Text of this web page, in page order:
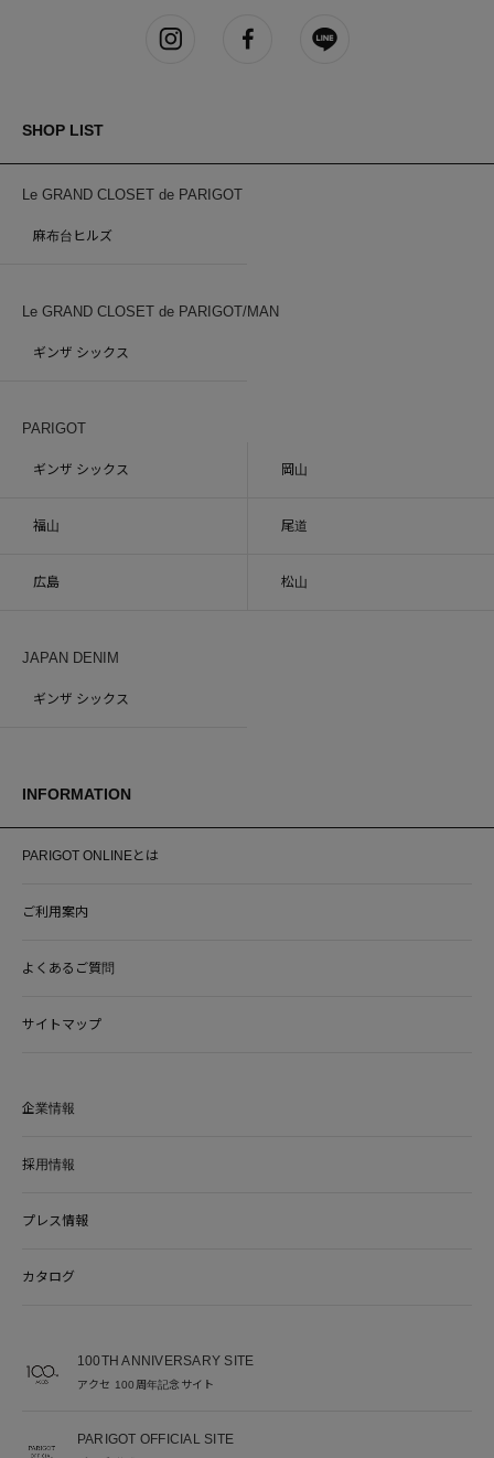
SHOP LIST
Le GRAND CLOSET de PARIGOT
麻布台ヒルズ
Le GRAND CLOSET de PARIGOT/MAN
ギンザ シックス
PARIGOT
ギンザ シックス 岡山
福山 尾道
広島 松山
JAPAN DENIM
ギンザ シックス
INFORMATION
PARIGOT ONLINEとは
ご利用案内
よくあるご質問
サイトマップ
企業情報
採用情報
プレス情報
カタログ
100TH ANNIVERSARY SITE
アクセ 100周年記念サイト
PARIGOT OFFICIAL SITE